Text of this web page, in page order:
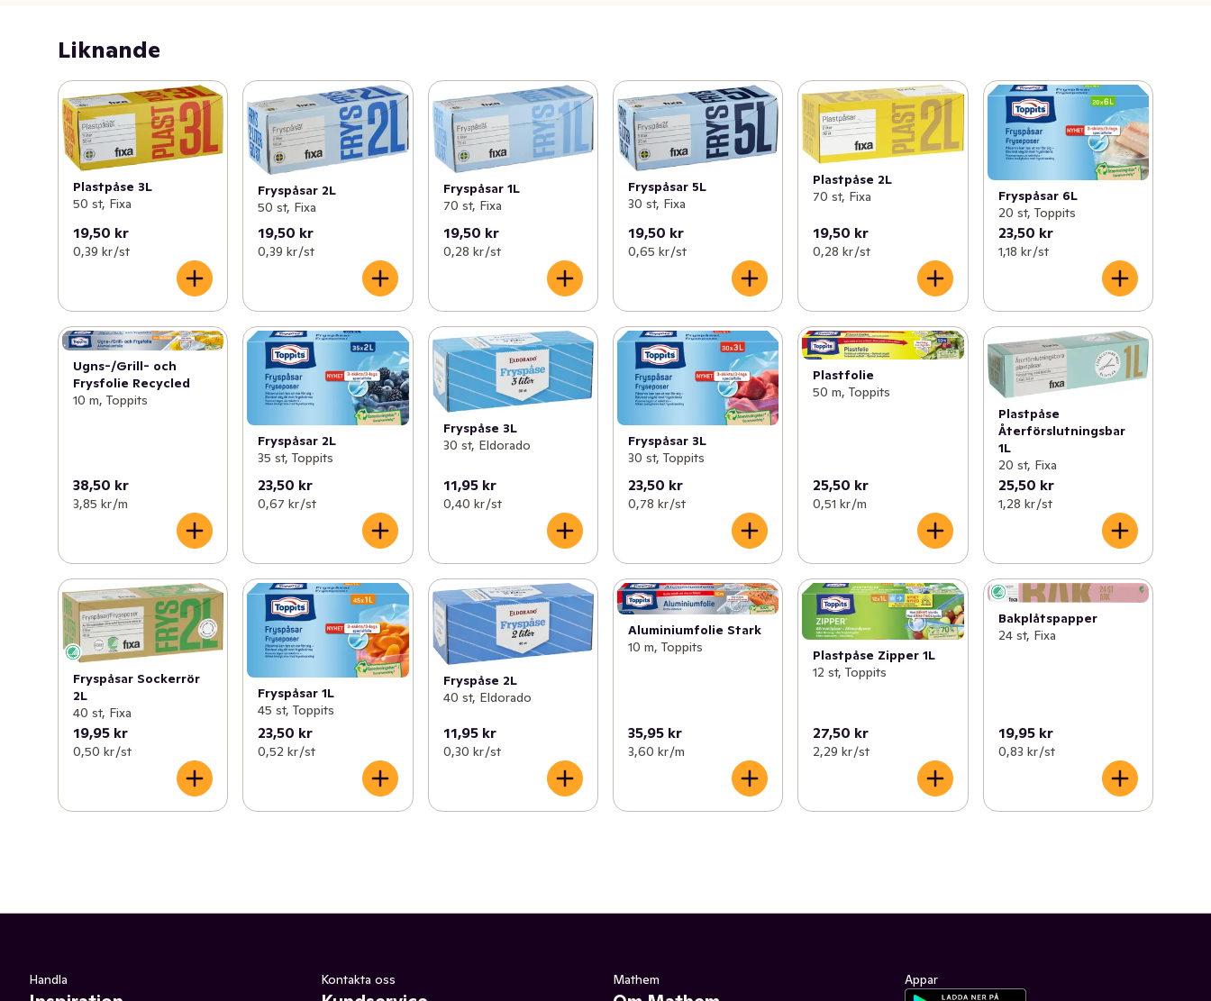
Liknande
Plastpåse 3L
50 st, Fixa
19,50 kr
0,39 kr /st
Fryspåsar 2L
50 st, Fixa
19,50 kr
0,39 kr /st
Fryspåsar 1L
70 st, Fixa
19,50 kr
0,28 kr /st
Fryspåsar 5L
30 st, Fixa
19,50 kr
0,65 kr /st
Plastpåse 2L
70 st, Fixa
19,50 kr
0,28 kr /st
Fryspåsar 6L
20 st, Toppits
23,50 kr
1,18 kr /st
Ugns-/Grill- och
Frysfolie Recycled
10 m, Toppits
38,50 kr
3,85 kr /m
Fryspåsar 2L
35 st, Toppits
23,50 kr
0,67 kr /st
Fryspåse 3L
30 st, Eldorado
11,95 kr
0,40 kr /st
Fryspåsar 3L
30 st, Toppits
23,50 kr
0,78 kr /st
Plastfolie
50 m, Toppits
25,50 kr
0,51 kr /m
Plastpåse
Återförslutningsbar
1L
20 st, Fixa
25,50 kr
1,28 kr /st
Fryspåsar Sockerrör
2L
40 st, Fixa
19,95 kr
0,50 kr /st
Fryspåsar 1L
45 st, Toppits
23,50 kr
0,52 kr /st
Fryspåse 2L
40 st, Eldorado
11,95 kr
0,30 kr /st
Aluminiumfolie Stark
10 m, Toppits
35,95 kr
3,60 kr /m
Plastpåse Zipper 1L
12 st, Toppits
27,50 kr
2,29 kr /st
Bakplåtspapper
24 st, Fixa
19,95 kr
0,83 kr /st
Handla Kontakta oss Mathem Appar